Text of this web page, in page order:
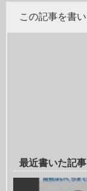
この記事を書い
最近書いた記事